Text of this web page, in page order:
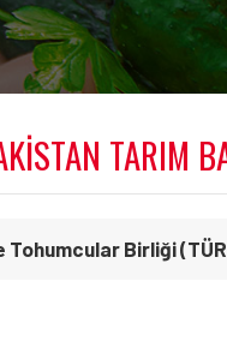
TARIM
Tohumcular Birliği